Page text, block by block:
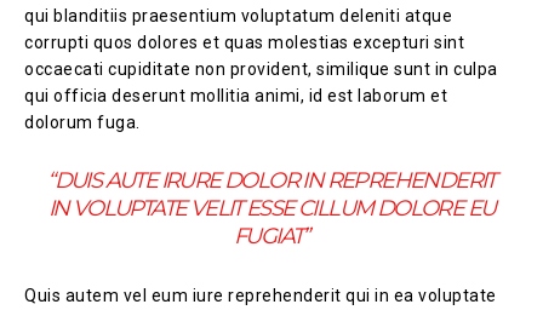
qui blanditiis praesentium voluptatum deleniti atque
corrupti quos dolores et quas molestias excepturi sint
occaecati cupiditate non provident, similique sunt in culpa
qui officia deserunt mollitia animi, id est laborum et
dolorum fuga.
“DUIS AUTE IRURE DOLOR IN REPREHENDERIT
IN VOLUPTATE VELIT ESSE CILLUM DOLORE EU
FUGIAT”
Quis autem vel eum iure reprehenderit qui in ea voluptate